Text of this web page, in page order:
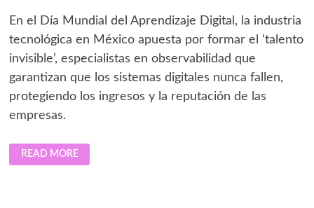
En el Día Mundial del Aprendizaje Digital, la industria
tecnológica en México apuesta por formar el ‘talento
invisible’, especialistas en observabilidad que
garantizan que los sistemas digitales nunca fallen,
protegiendo los ingresos y la reputación de las
empresas.
EL
‘TALENTO
INVISIBLE’:
READ MORE